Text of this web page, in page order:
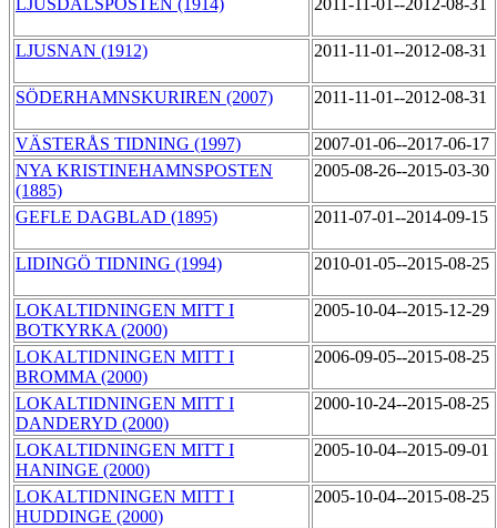
LJUSDALSPOSTEN (1914) 2011-11-01--2012-08-31
LJUSNAN (1912) 2011-11-01--2012-08-31
SÖDERHAMNSKURIREN (2007) 2011-11-01--2012-08-31
VÄSTERÅS TIDNING (1997)
2007-01-06--2017-06-17
NYA KRISTINEHAMNSPOSTEN
(1885)
2005-08-26--2015-03-30
GEFLE DAGBLAD (1895) 2011-07-01--2014-09-15
LIDINGÖ TIDNING (1994) 2010-01-05--2015-08-25
LOKALTIDNINGEN MITT I
BOTKYRKA (2000)
2005-10-04--2015-12-29
LOKALTIDNINGEN MITT I
BROMMA (2000)
2006-09-05--2015-08-25
LOKALTIDNINGEN MITT I
DANDERYD (2000)
2000-10-24--2015-08-25
LOKALTIDNINGEN MITT I
HANINGE (2000)
2005-10-04--2015-09-01
LOKALTIDNINGEN MITT I
HUDDINGE (2000)
2005-10-04--2015-08-25